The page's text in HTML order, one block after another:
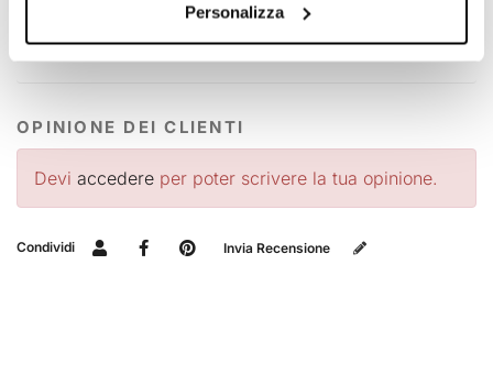
Personalizza
OPINIONE DEI CLIENTI
Devi accedere per poter scrivere la tua opinione.
Condividi Invia Recensione